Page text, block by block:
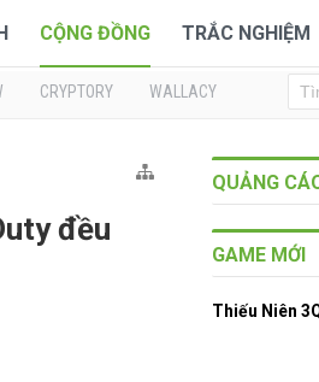
CỘNG ĐỒNG TRẮC NGHIỆM
CRYPTORY WALLACY
đều
QUẢNG
GAME MỚI
Thiếu Niên